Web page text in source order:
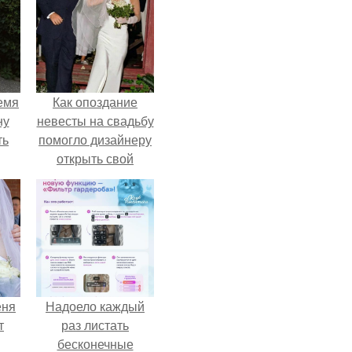
Как опоздание
невесты на свадьбу
помогло дизайнеру
открыть свой
бренд.
Надоело каждый
раз листать
бесконечные